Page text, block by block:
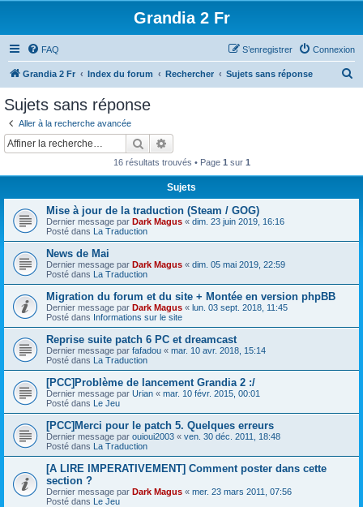
Grandia 2 Fr
FAQ Connexion
S’enregistrer
Grandia 2 Fr Index du forum Rechercher Sujets sans réponse
Sujets sans réponse
Aller à la recherche avancée
Rechercher
16 résultats trouvés • Page 1 sur 1
Sujets
Mise à jour de la traduction (Steam / GOG)
Dernier message par Dark Magus « dim. 23 juin 2019, 16:16
Posté dans La Traduction
News de Mai
Dernier message par Dark Magus « dim. 05 mai 2019, 22:59
Posté dans La Traduction
Migration du forum et du site + Montée en version phpBB
Dernier message par Dark Magus « lun. 03 sept. 2018, 11:45
Posté dans Informations sur le site
Reprise suite patch 6 PC et dreamcast
Dernier message par fafadou « mar. 10 avr. 2018, 15:14
Posté dans La Traduction
[PCC]Problème de lancement Grandia 2 :/
Dernier message par Urian « mar. 10 févr. 2015, 00:01
Posté dans Le Jeu
[PCC]Merci pour le patch 5. Quelques erreurs
Dernier message par ouioui2003 « ven. 30 déc. 2011, 18:48
Posté dans La Traduction
[A LIRE IMPERATIVEMENT] Comment poster dans cette
section ?
Dernier message par Dark Magus « mer. 23 mars 2011, 07:56
Posté dans Le Jeu